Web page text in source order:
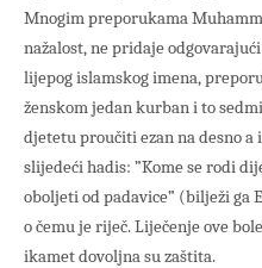
Mnogim preporukama
nažalost, ne pridaje
lijepog islamskog imena,
ženskom jedan kurban i to
djetetu proučiti ezan na desno
slijedeći hadis: ”Kome se rodi
oboljeti od padavice” (bilježi ga
o čemu je riječ. Liječenje ove
ikamet dovoljna su zaštita.